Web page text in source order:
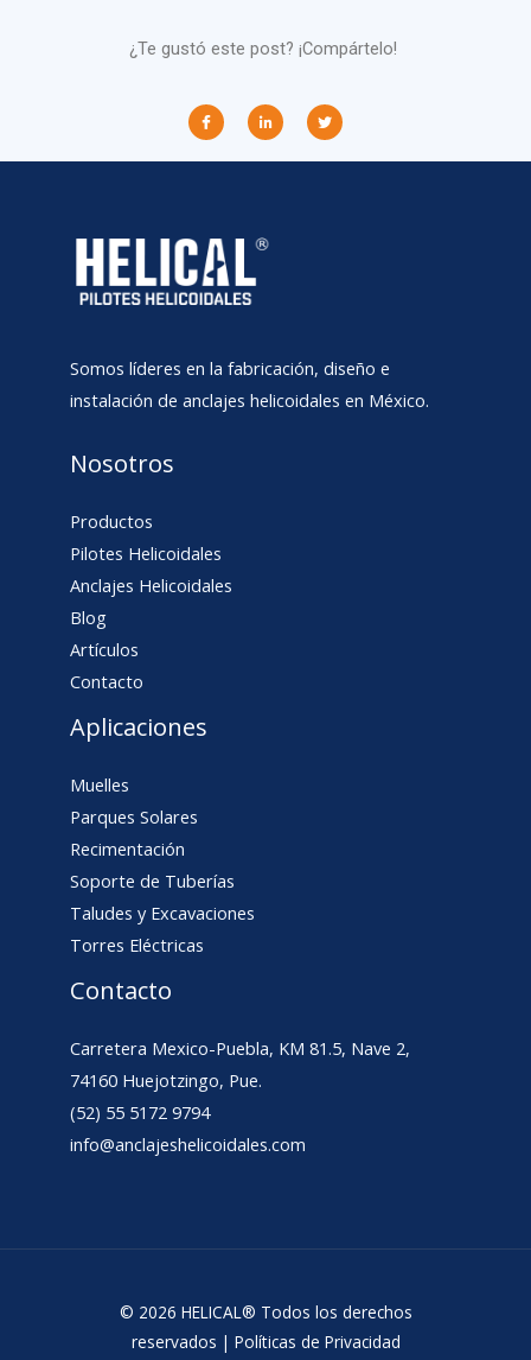
¿Te gustó este post? ¡Compártelo!
Somos líderes en la fabricación, diseño e
instalación de anclajes helicoidales en México.
Nosotros
Productos
Pilotes Helicoidales
Anclajes Helicoidales
Blog
Artículos
Contacto
Aplicaciones
Muelles
Parques Solares
Recimentación
Soporte de Tuberías
Taludes y Excavaciones
Torres Eléctricas
Contacto
Carretera Mexico-Puebla, KM 81.5, Nave 2,
74160 Huejotzingo, Pue.
(52) 55 5172 9794
info@anclajeshelicoidales.com
© 2026 HELICAL® Todos los derechos
reservados | Políticas de Privacidad